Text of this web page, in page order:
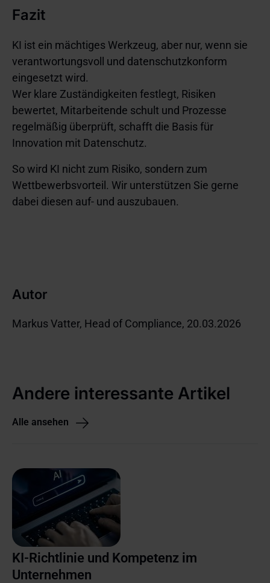
Fazit
KI ist ein mächtiges Werkzeug, aber nur, wenn sie
verantwortungsvoll und datenschutzkonform
eingesetzt wird.
Wer klare Zuständigkeiten festlegt, Risiken
bewertet, Mitarbeitende schult und Prozesse
regelmäßig überprüft, schafft die Basis für
Innovation mit Datenschutz.
So wird KI nicht zum Risiko, sondern zum
Wettbewerbsvorteil. Wir unterstützen Sie gerne
dabei diesen auf- und auszubauen.
Autor
Markus Vatter, Head of Compliance, 20.03.2026
Andere interessante Artikel
Alle ansehen
KI-Richtlinie und Kompetenz im
Unternehmen